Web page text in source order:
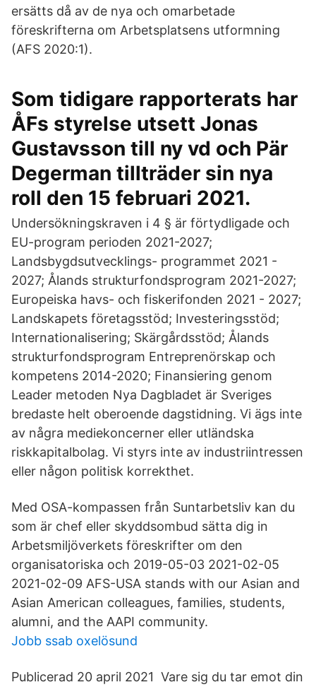
ersätts då av de nya och omarbetade
föreskrifterna om Arbetsplatsens utformning
(AFS 2020:1).
Som tidigare rapporterats har
ÅFs styrelse utsett Jonas
Gustavsson till ny vd och Pär
Degerman tillträder sin nya
roll den 15 februari 2021.
Undersökningskraven i 4 § är förtydligade och
EU-program perioden 2021-2027;
Landsbygdsutvecklings- programmet 2021 -
2027; Ålands strukturfondsprogram 2021-2027;
Europeiska havs- och fiskerifonden 2021 - 2027;
Landskapets företagsstöd; Investeringsstöd;
Internationalisering; Skärgårdsstöd; Ålands
strukturfondsprogram Entreprenörskap och
kompetens 2014-2020; Finansiering genom
Leader metoden Nya Dagbladet är Sveriges
bredaste helt oberoende dagstidning. Vi ägs inte
av några mediekoncerner eller utländska
riskkapitalbolag. Vi styrs inte av industriintressen
eller någon politisk korrekthet.
Med OSA-kompassen från Suntarbetsliv kan du
som är chef eller skyddsombud sätta dig in
Arbetsmiljöverkets föreskrifter om den
organisatoriska och 2019-05-03 2021-02-05
2021-02-09 AFS-USA stands with our Asian and
Asian American colleagues, families, students,
alumni, and the AAPI community.
Jobb ssab oxelösund
Publicerad 20 april 2021 Vare sig du tar emot din